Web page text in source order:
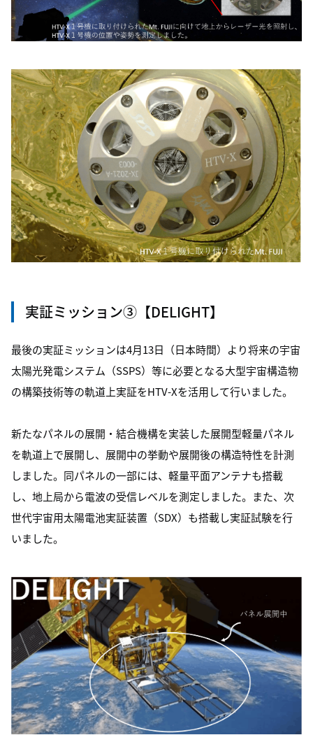
実証ミッション③【DELIGHT】
最後の実証ミッションは4月13日（日本時間）より将来の宇宙
太陽光発電システム（SSPS）等に必要となる大型宇宙構造物
の構築技術等の軌道上実証をHTV-Xを活用して行いました。
新たなパネルの展開・結合機構を実装した展開型軽量パネル
を軌道上で展開し、展開中の挙動や展開後の構造特性を計測
しました。同パネルの一部には、軽量平面アンテナも搭載
し、地上局から電波の受信レベルを測定しました。また、次
世代宇宙用太陽電池実証装置（SDX）も搭載し実証試験を行
いました。